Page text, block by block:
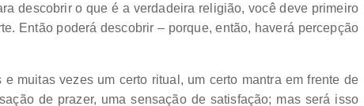
descobrir o que é a verdadeira religião, você deve primeiro
Então poderá descobrir – porque, então, haverá percepção
muitas vezes um certo ritual, um certo mantra em frente de
de prazer, uma sensação de satisfação; mas será isso